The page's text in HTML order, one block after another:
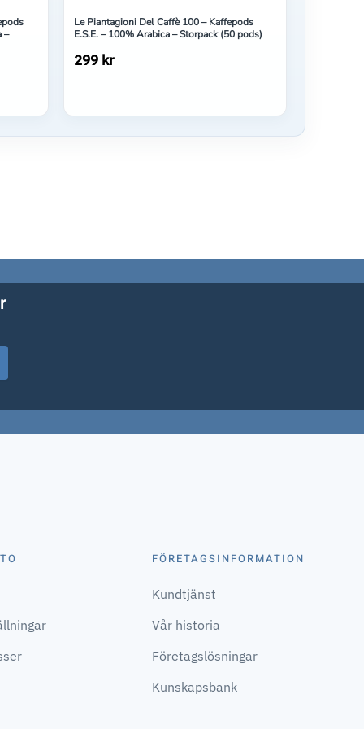
–
Le Piantagioni Del Caffè 100 – Kaffepods
E.S.E. – 100% Arabica – Storpack (50 pods)
299 kr
FÖRETAGSINFORMATION
Kundtjänst
Vår historia
Företagslösningar
Kunskapsbank